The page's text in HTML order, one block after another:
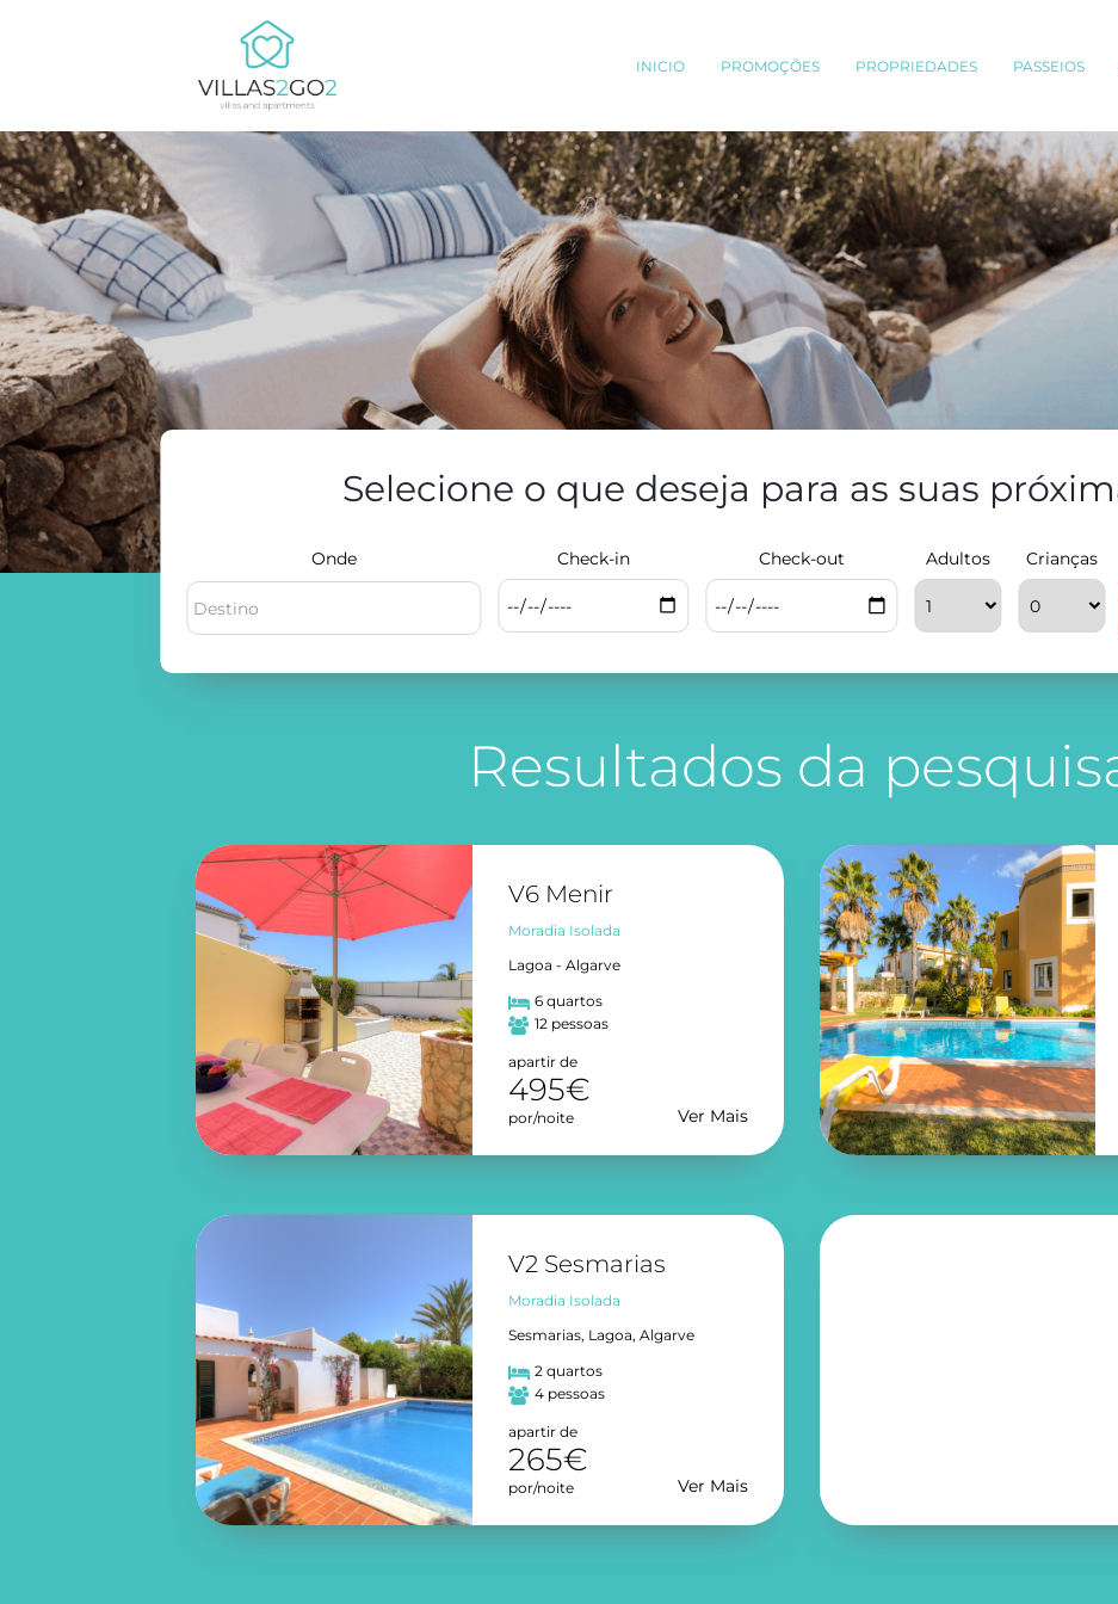
INICIO PROMOÇÕES PROPRIEDADES PASSEIOS
Selecione o que deseja para as suas
Onde Check-in Check-out Adultos Crianças
Resultados da
V6 Menir
Moradia Isolada
Lagoa - Algarve
6 quartos
12 pessoas
apartir de
495€
por/noite Ver Mais
V2 Sesmarias
Moradia Isolada
Sesmarias, Lagoa, Algarve
2 quartos
4 pessoas
apartir de
265€
por/noite Ver Mais